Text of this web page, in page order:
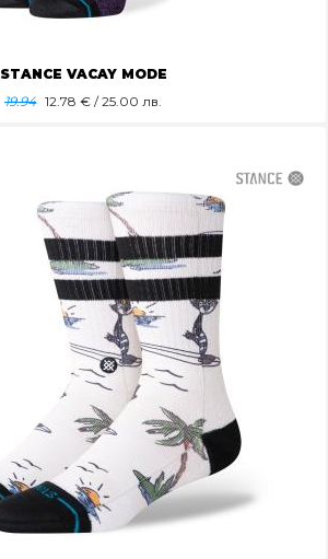
STANCE VACAY MODE
19.94 12.78 € / 25.00 лв.